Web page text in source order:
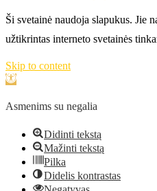
Ši svetainė naudoja slapukus. Jie
užtikrintas interneto svetainės
Skip to content
Open
Asmenims su negalia
Didinti tekstą
Mažinti tekstą
Pilka
Didelis kontrastas